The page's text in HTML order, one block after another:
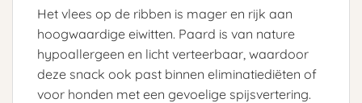
Het vlees op de ribben is mager en rijk aan
hoogwaardige eiwitten. Paard is van nature
hypoallergeen en licht verteerbaar, waardoor
deze snack ook past binnen eliminatiediëten of
voor honden met een gevoelige spijsvertering.